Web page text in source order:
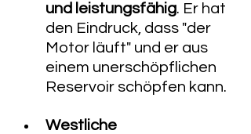
und leistungsfähig. Er hat
den Eindruck, dass "der
Motor läuft" und er aus
einem unerschöpflichen
Reservoir schöpfen kann.
Westliche